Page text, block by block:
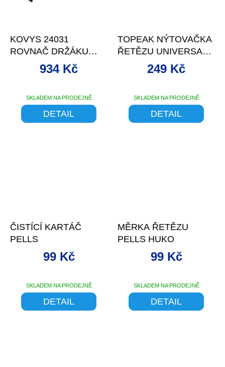
KOVYS 24031
ROVNAČ DRŽÁKU
PŘEHAZOVAČKY
SKLADEM NA PRODEJNĚ
934 Kč
DETAIL
TOPEAK NÝTOVAČKA
ŘETĚZU UNIVERSAL
CHAIN TOOL
SKLADEM NA PRODEJNĚ
249 Kč
DETAIL
ČISTÍCÍ KARTÁČ
PELLS
SKLADEM NA PRODEJNĚ
99 Kč
DETAIL
MĚRKA ŘETĚZU
PELLS HUKO
SKLADEM NA PRODEJNĚ
99 Kč
DETAIL